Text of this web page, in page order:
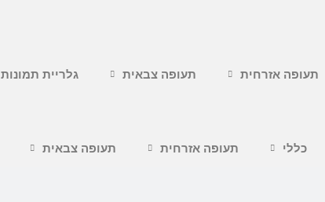
תעופה אזרחית תעופה צבאית גלריית תמונות
כללי תעופה אזרחית תעופה צבאית